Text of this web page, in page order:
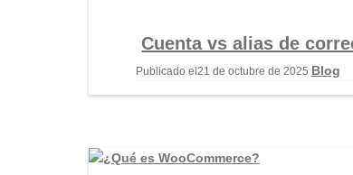
Cuenta vs alias de
Publicado el21 de octubre de 2025 Blog